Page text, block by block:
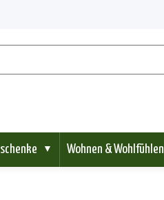
▼ Wohnen & Wohlfühlen